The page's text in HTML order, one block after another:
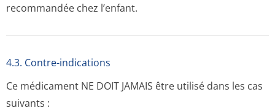
recommandée chez l’enfant.
4.3. Contre-indications
Ce médicament NE DOIT JAMAIS être utilisé dans les cas
suivants :